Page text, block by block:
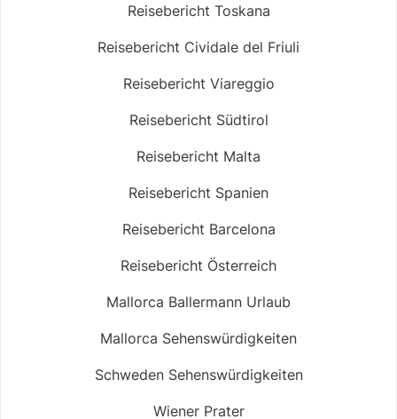
Reisebericht Toskana
Reisebericht Cividale del Friuli
Reisebericht Viareggio
Reisebericht Südtirol
Reisebericht Malta
Reisebericht Spanien
Reisebericht Barcelona
Reisebericht Österreich
Mallorca Ballermann Urlaub
Mallorca Sehenswürdigkeiten
Schweden Sehenswürdigkeiten
Wiener Prater